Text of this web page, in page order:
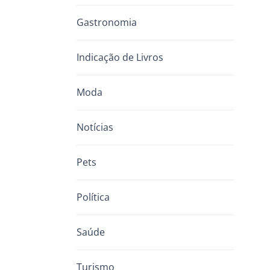
Gastronomia
Indicação de Livros
Moda
Notícias
Pets
Política
Saúde
Turismo